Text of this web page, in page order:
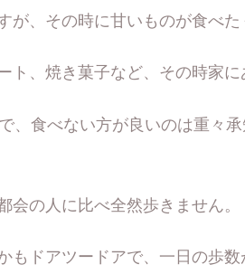
が、その時に甘いものが食べた
ト、焼き菓子など、その時家に
、食べない方が良いのは重々
会の人に比べ全然歩きません。
もドアツードアで、一日の歩数